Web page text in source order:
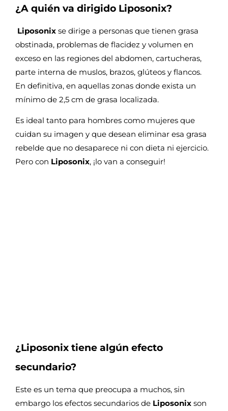
¿A quién va dirigido Liposonix?
Liposonix se dirige a personas que tienen grasa
obstinada, problemas de flacidez y volumen en
exceso en las regiones del abdomen, cartucheras,
parte interna de muslos, brazos, glúteos y flancos.
En definitiva, en aquellas zonas donde exista un
mínimo de 2,5 cm de grasa localizada.
Es ideal tanto para hombres como mujeres que
cuidan su imagen y que desean eliminar esa grasa
rebelde que no desaparece ni con dieta ni ejercicio.
Pero con Liposonix, ¡lo van a conseguir!
¿Liposonix tiene algún efecto
secundario?
Este es un tema que preocupa a muchos, sin
embargo los efectos secundarios de Liposonix son